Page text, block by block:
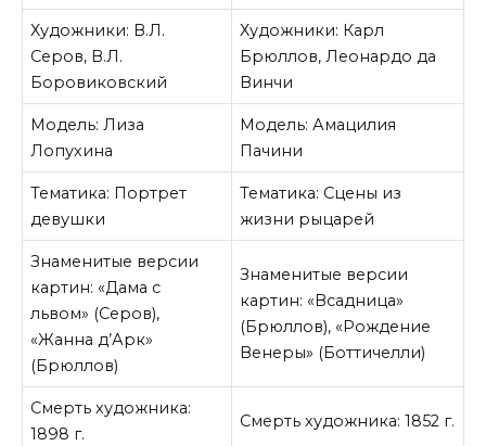
Художники: В.Л.
Серов, В.Л.
Боровиковский
Художники: Карл
Брюллов, Леонардо да
Винчи
Модель: Лиза
Лопухина
Модель: Амацилия
Пачини
Тематика: Портрет
девушки
Тематика: Сцены из
жизни рыцарей
Знаменитые версии
картин: «Дама с
львом» (Серов),
«Жанна д’Арк»
(Брюллов)
Знаменитые версии
картин: «Всадница»
(Брюллов), «Рождение
Венеры» (Боттичелли)
Смерть художника:
1898 г.
Смерть художника: 1852 г.